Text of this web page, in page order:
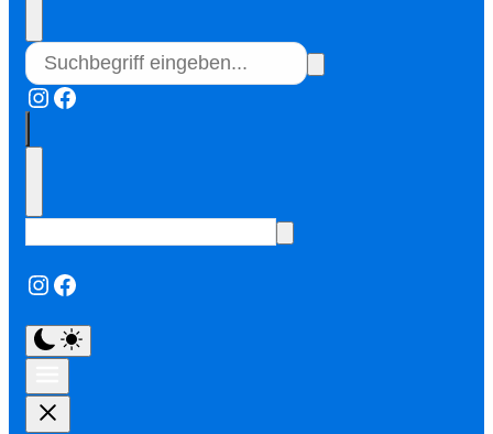
Instagram
Facebook
Instagram
Facebook